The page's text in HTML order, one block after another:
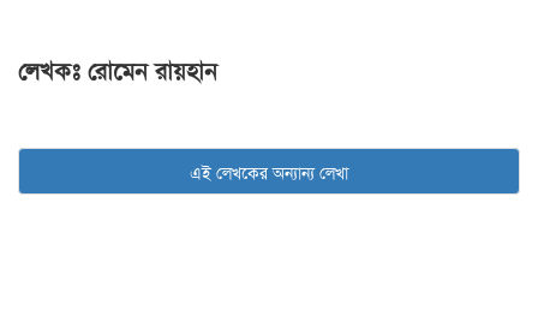
লেখকঃ রোমেন রায়হান
এই লেখকের অন্যান্য লেখা